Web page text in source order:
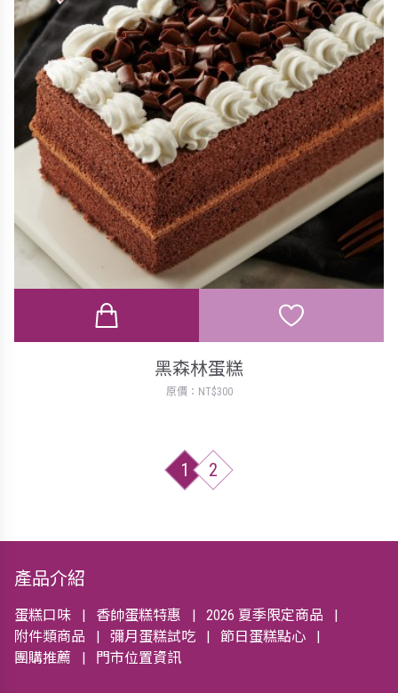
黑森林蛋糕
原價：NT$300
1 2
產品介紹
蛋糕口味 香帥蛋糕特惠
2026 夏季限定商品
附件類商品
彌月蛋糕試吃
節日蛋糕點心
團購推薦
門市位置資訊